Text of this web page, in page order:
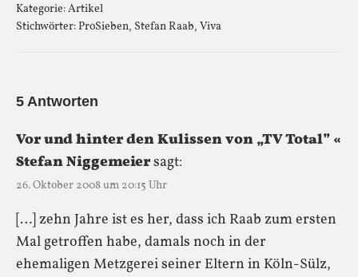
Kategorie:Artikel
Stichwörter: ProSieben, Stefan Raab, Viva
5 Antworten
Vor und hinter den Kulissen von „TV Total” «
Stefan Niggemeiersagt:
26. Oktober 2008 um 20:15 Uhr
[…] zehn Jahre ist es her, dass ich Raab zum ersten
Mal getroffen habe, damals noch in der
ehemaligen Metzgerei seiner Eltern in Köln-Sülz,